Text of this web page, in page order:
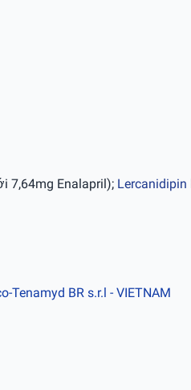
7,64mg Enalapril); Lercanidipin
Tenamyd BR s.r.l - VIETNAM